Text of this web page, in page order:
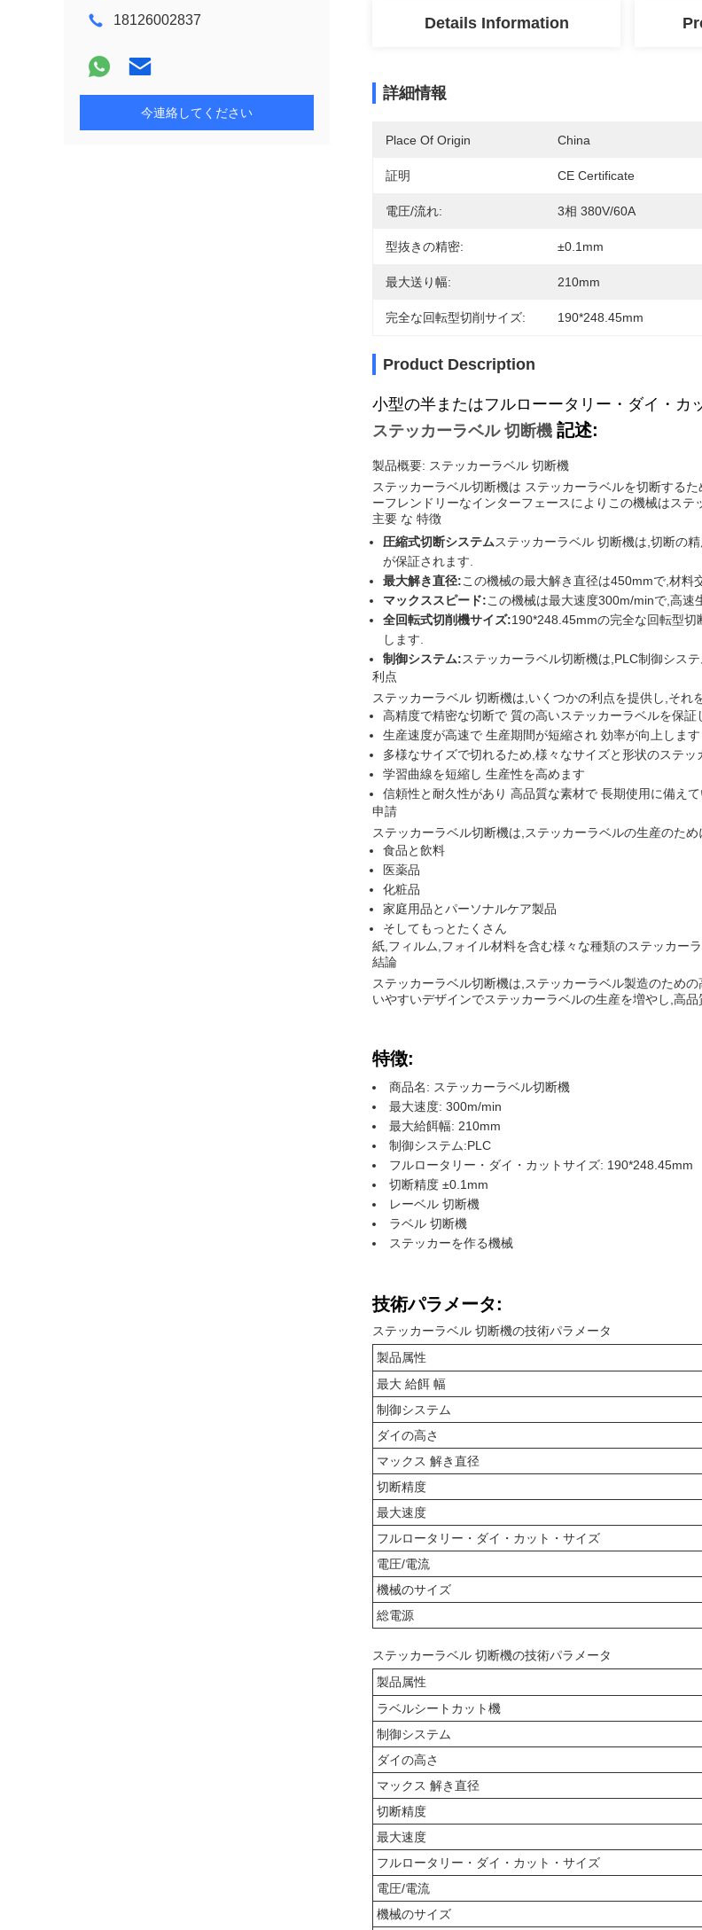
18126002837
今連絡してください
Details Information
詳細情報
Place Of Origin China
証明 CE Certificate
電圧/流れ: 3相 380V/60A
型抜きの精密: ±0.1mm
最大送り幅: 210mm
完全な回転型切削サイズ: 190*248.45mm
Product Description
小型の半またはフルローータリー・ダイ・カ
ステッカーラベル 切断機 記述:
製品概要: ステッカーラベル 切断機
ステッカーラベル切断機は ステッカーラベルを切断する
ーフレンドリーなインターフェースによりこの機械はス
主要 な 特徴
圧縮式切断システムステッカーラベル 切断機は,切断の
が保証されます.
最大解き直径:この機械の最大解き直径は450mmで,材料
マックススピード:この機械は最大速度300m/minで,高速
全回転式切削機サイズ:190*248.45mmの完全な回転型
します.
制御システム:ステッカーラベル切断機は,PLC制御シス
利点
ステッカーラベル 切断機は,いくつかの利点を提供し,それ
高精度で精密な切断で 質の高いステッカーラベルを保証
生産速度が高速で 生産期間が短縮され 効率が向上します
多様なサイズで切れるため,様々なサイズと形状のステッ
学習曲線を短縮し 生産性を高めます
信頼性と耐久性があり 高品質な素材で 長期使用に備え
申請
ステッカーラベル切断機は,ステッカーラベルの生産のた
食品と飲料
医薬品
化粧品
家庭用品とパーソナルケア製品
そしてもっとたくさん
紙,フィルム,フォイル材料を含む様々な種類のステッカー
結論
ステッカーラベル切断機は,ステッカーラベル製造のため
いやすいデザインでステッカーラベルの生産を増やし,高
特徴:
商品名: ステッカーラベル切断機
最大速度: 300m/min
最大給餌幅: 210mm
制御システム:PLC
フルロータリー・ダイ・カットサイズ: 190*248.45mm
切断精度 ±0.1mm
レーベル 切断機
ラベル 切断機
ステッカーを作る機械
技術パラメータ:
ステッカーラベル 切断機の技術パラメータ
製品属性
最大 給餌 幅
制御システム
ダイの高さ
マックス 解き直径
切断精度
最大速度
フルロータリー・ダイ・カット・サイズ
電圧/電流
機械のサイズ
総電源
ステッカーラベル 切断機の技術パラメータ
製品属性
ラベルシートカット機
制御システム
ダイの高さ
マックス 解き直径
切断精度
最大速度
フルロータリー・ダイ・カット・サイズ
電圧/電流
機械のサイズ